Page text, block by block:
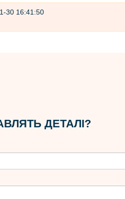
30 16:41:50
ДЕТАЛІ?